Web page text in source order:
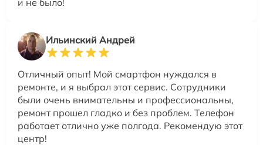
Ильинский Андрей
Отличный опыт! Мой смартфон нуждался в
ремонте, и я выбрал этот сервис. Сотрудники
были очень внимательны и профессиональны,
ремонт прошел гладко и без проблем. Телефон
работает отлично уже полгода. Рекомендую этот
центр!